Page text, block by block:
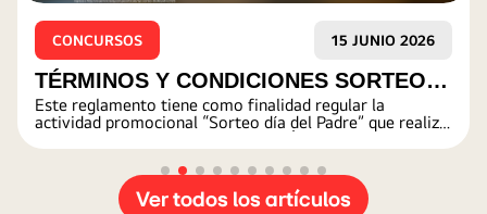
CONCURSOS 15 JUNIO 2026
TÉRMINOS Y CONDICIONES SORTEO
DÍA DEL PADRE 2026
Este reglamento tiene como finalidad regular la
actividad promocional “Sorteo día del Padre” que realiza
Ver todos los artículos